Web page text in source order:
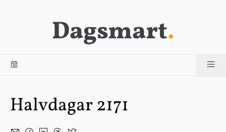
Dagsmart.
Halvdagar 2171